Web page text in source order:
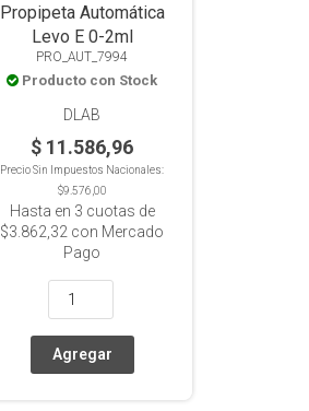
Propipeta Automática
Levo E 0-2ml
PRO_AUT_7994
Producto con Stock
DLAB
$ 11.586,96
Precio Sin Impuestos Nacionales:
$9.576,00
Hasta en 3 cuotas de
$3.862,32 con Mercado
Pago